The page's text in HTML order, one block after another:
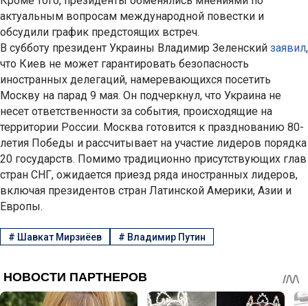
актуальным вопросам международной повестки и
обсудили график предстоящих встреч.
В субботу президент Украины Владимир Зеленский заявил,
что Киев не может гарантировать безопасность
иностранных делегаций, намеревающихся посетить
Москву на парад 9 мая. Он подчеркнул, что Украина не
несет ответственности за события, происходящие на
территории России. Москва готовится к празднованию 80-
летия Победы и рассчитывает на участие лидеров порядка
20 государств. Помимо традиционно присутствующих глав
стран СНГ, ожидается приезд ряда иностранных лидеров,
включая президентов стран Латинской Америки, Азии и
Европы.
# Шавкат Мирзиёев # Владимир Путин